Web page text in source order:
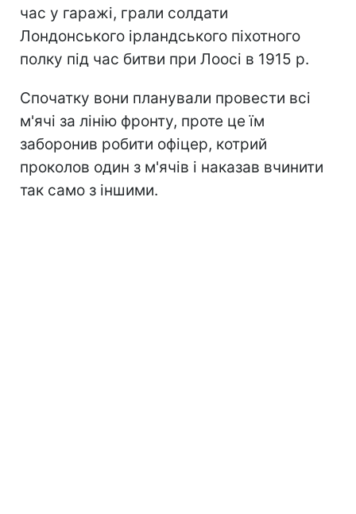
час у гаражі, грали солдати
Лондонського ірландського піхотного
полку під час битви при Лоосі в 1915 р.
Спочатку вони планували провести всі
м'ячі за лінію фронту, проте це їм
заборонив робити офіцер, котрий
проколов один з м'ячів і наказав вчинити
так само з іншими.